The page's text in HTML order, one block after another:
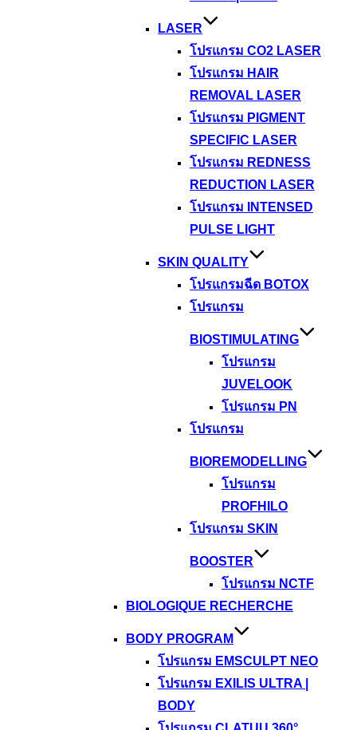
LASER
โปรแกรม CO2 LASER
โปรแกรม HAIR
REMOVAL LASER
โปรแกรม PIGMENT
SPECIFIC LASER
โปรแกรม REDNESS
REDUCTION LASER
โปรแกรม INTENSED
PULSE LIGHT
SKIN QUALITY
โปรแกรมฉีด BOTOX
โปรแกรม
BIOSTIMULATING
โปรแกรม
JUVELOOK
โปรแกรม PN
โปรแกรม
BIOREMODELLING
โปรแกรม
PROFHILO
โปรแกรม SKIN
BOOSTER
โปรแกรม NCTF
BIOLOGIQUE RECHERCHE
BODY PROGRAM
โปรแกรม EMSCULPT NEO
โปรแกรม EXILIS ULTRA |
BODY